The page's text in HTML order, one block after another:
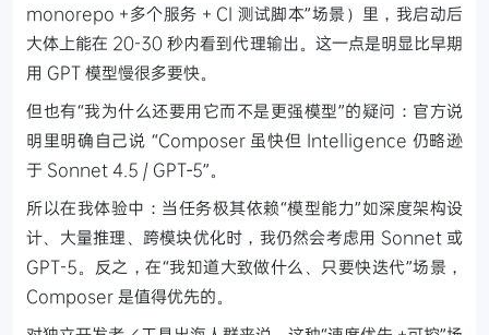
monorepo +多个服务 + CI 测试脚本”场景）里，我启动后
大体上能在 20-30 秒内看到代理输出。这一点是明显比早期
用 GPT 模型慢很多要快。
但也有“我为什么还要用它而不是更强模型”的疑问：官方说
明里明确自己说 “Composer 虽快但 Intelligence 仍略逊
于 Sonnet 4.5 / GPT‑5”。
所以在我体验中：当任务极其依赖“模型能力”如深度架构设
计、大量推理、跨模块优化时，我仍然会考虑用 Sonnet 或
GPT-5。反之，在“我知道大致做什么、只要快迭代”场景，
Composer 是值得优先的。